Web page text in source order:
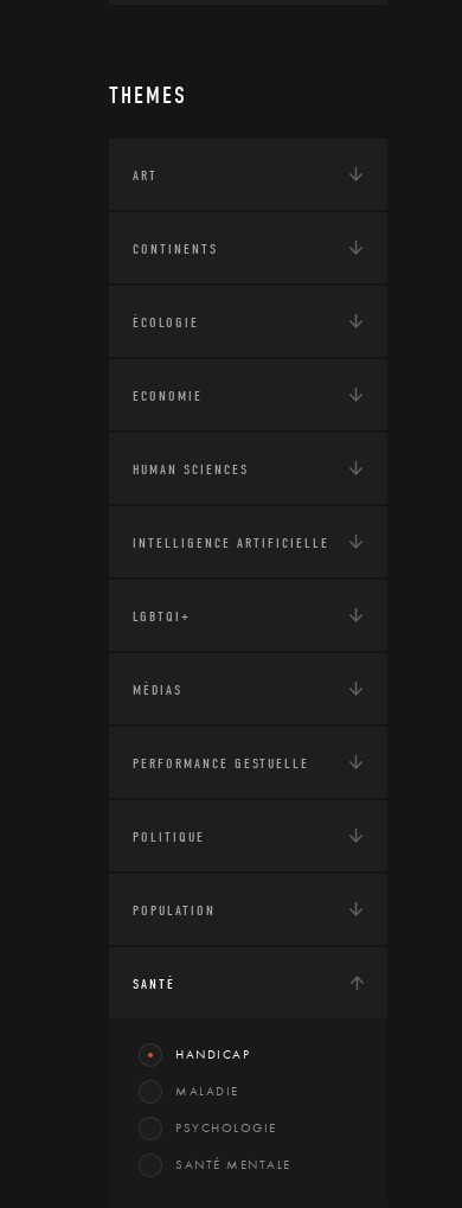
THEMES
ART
CONTINENTS
ÉCOLOGIE
ECONOMIE
HUMAN SCIENCES
INTELLIGENCE ARTIFICIELLE
LGBTQI+
MÉDIAS
PERFORMANCE GESTUELLE
POLITIQUE
POPULATION
SANTÉ
HANDICAP
MALADIE
PSYCHOLOGIE
SANTÉ MENTALE